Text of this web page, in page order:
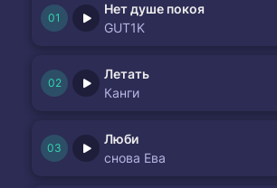
Нет душе покоя
GUT1K
Летать
Канги
Люби
снова Ева